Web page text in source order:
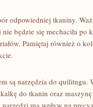
odpowiedniej tkaniny.
będzie się ‍mechaciła
Pamiętaj również ​o
‍są ​narzędzia do quilitngu.
do tkanin oraz‍
ma wpływ na‍